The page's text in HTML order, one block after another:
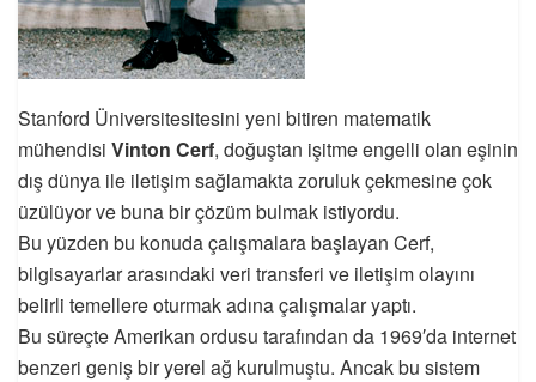
Stanford Üniversitesitesini yeni bitiren matematik
mühendisi Vinton Cerf, doğuştan işitme engelli olan eşinin
dış dünya ile iletişim sağlamakta zoruluk çekmesine çok
üzülüyor ve buna bir çözüm bulmak istiyordu.
Bu yüzden bu konuda çalışmalara başlayan Cerf,
bilgisayarlar arasındaki veri transferi ve iletişim olayını
belirli temellere oturmak adına çalışmalar yaptı.
Bu süreçte Amerikan ordusu tarafından da 1969′da internet
benzeri geniş bir yerel ağ kurulmuştu. Ancak bu sistem